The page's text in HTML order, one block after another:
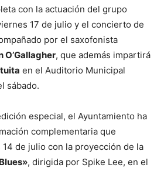
con la actuación del grupo
17 de julio y el concierto de
por el saxofonista
O’Gallagher, que además impartirá
en el Auditorio Municipal
sábado.
especial, el Ayuntamiento ha
complementaria que
de julio con la proyección de la
, dirigida por Spike Lee, en el